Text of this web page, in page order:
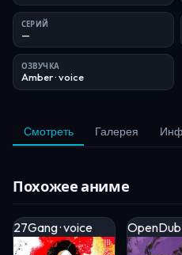
СЕРИЙ
—
ОЗВУЧКА
Amber· voice
Смотреть Галерея
Похожее аниме
27Gang · voice OpenDub